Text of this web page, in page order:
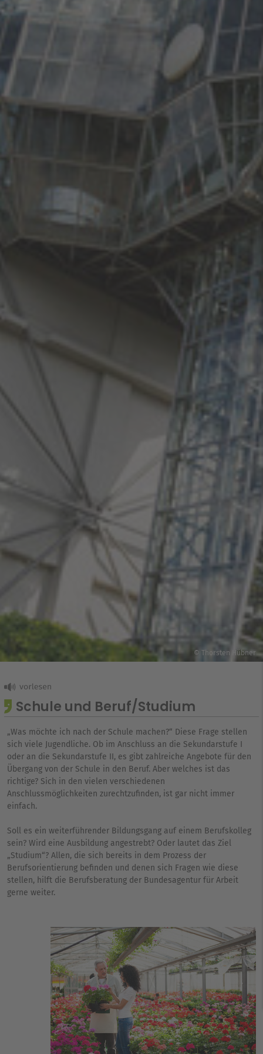
© Thorsten Hübner
Schule und Beruf/Studium
„Was möchte ich nach der Schule machen?“ Diese Frage stellen
sich viele Jugendliche. Ob im Anschluss an die Sekundarstufe I
oder an die Sekundarstufe II, es gibt zahlreiche Angebote für den
Übergang von der Schule in den Beruf. Aber welches ist das
richtige? Sich in den vielen verschiedenen
Anschlussmöglichkeiten zurechtzufinden, ist gar nicht immer
einfach.
Soll es ein weiterführender Bildungsgang auf einem Berufskolleg
sein? Wird eine Ausbildung angestrebt? Oder lautet das Ziel
„Studium“? Allen, die sich bereits in dem Prozess der
Berufsorientierung befinden und denen sich Fragen wie diese
stellen, hilft die Berufsberatung der Bundesagentur für Arbeit
gerne weiter.